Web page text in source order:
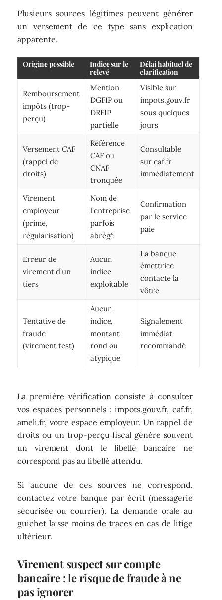
Plusieurs sources légitimes peuvent générer
un versement de ce type sans explication
apparente.
Origine possible
Indice sur le
relevé
Délai habituel de
clarification
Remboursement
impôts (trop-
perçu)
Mention
DGFIP ou
DRFIP
partielle
Visible sur
impots.gouv.fr
sous quelques
jours
Versement CAF
(rappel de
droits)
Référence
CAF ou
CNAF
tronquée
Consultable
sur caf.fr
immédiatement
Virement
employeur
(prime,
régularisation)
Nom de
l’entreprise
parfois
abrégé
Confirmation
par le service
paie
Erreur de
virement d’un
tiers
Aucun
indice
exploitable
La banque
émettrice
contacte la
vôtre
Tentative de
fraude
(virement test)
Aucun
indice,
montant
rond ou
atypique
Signalement
immédiat
recommandé
La première vérification consiste à consulter
vos espaces personnels : impots.gouv.fr, caf.fr,
ameli.fr, votre espace employeur. Un rappel de
droits ou un trop-perçu fiscal génère souvent
un virement dont le libellé bancaire ne
correspond pas au libellé attendu.
Si aucune de ces sources ne correspond,
contactez votre banque par écrit (messagerie
sécurisée ou courrier). La demande orale au
guichet laisse moins de traces en cas de litige
ultérieur.
Virement suspect sur compte
bancaire : le risque de fraude à ne
pas ignorer